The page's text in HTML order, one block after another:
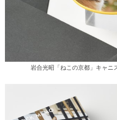
岩合光昭「ねこの京都」キャニ